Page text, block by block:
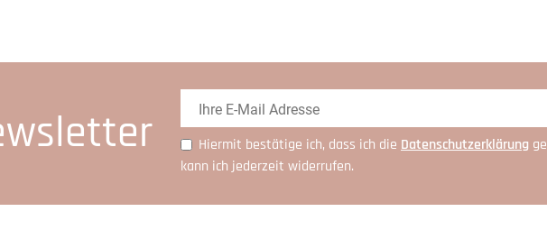
Hiermit bestätige ich, dass ich die Daten­schutz­erklärung
kann ich jederzeit widerrufen.